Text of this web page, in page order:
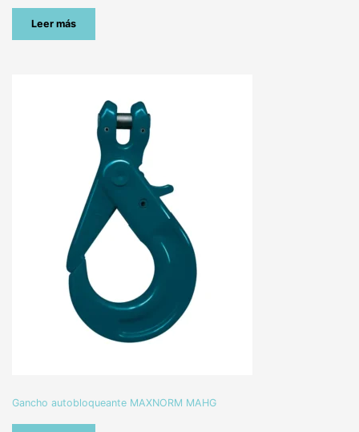
Leer más
Gancho autobloqueante MAXNORM MAHG